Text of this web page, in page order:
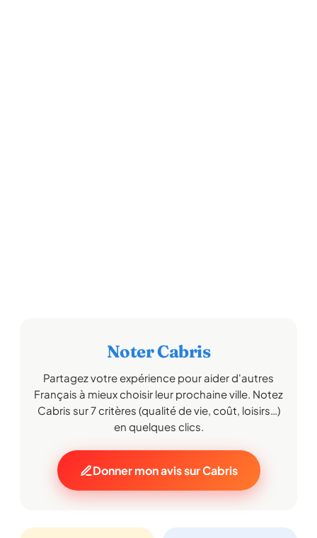
Noter Cabris
Partagez votre expérience pour aider d'autres
Français à mieux choisir leur prochaine ville. Notez
Cabris sur 7 critères (qualité de vie, coût, loisirs…)
en quelques clics.
Donner mon avis sur Cabris